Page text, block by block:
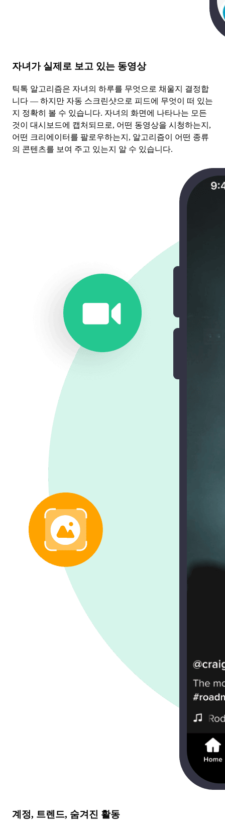
자녀가 실제로 보고 있는 동영상
틱톡 알고리즘은 자녀의 하루를 무엇으로 채울지 결정합
니다 — 하지만 자동 스크린샷으로 피드에 무엇이 떠 있는
지 정확히 볼 수 있습니다. 자녀의 화면에 나타나는 모든
것이 대시보드에 캡처되므로, 어떤 동영상을 시청하는지,
어떤 크리에이터를 팔로우하는지, 알고리즘이 어떤 종류
의 콘텐츠를 보여 주고 있는지 알 수 있습니다.
계정, 트렌드, 숨겨진 활동